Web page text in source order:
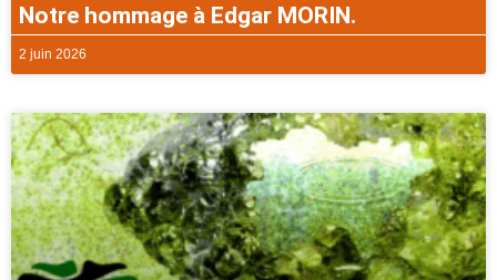
Notre hommage à Edgar MORIN.
2 juin 2026